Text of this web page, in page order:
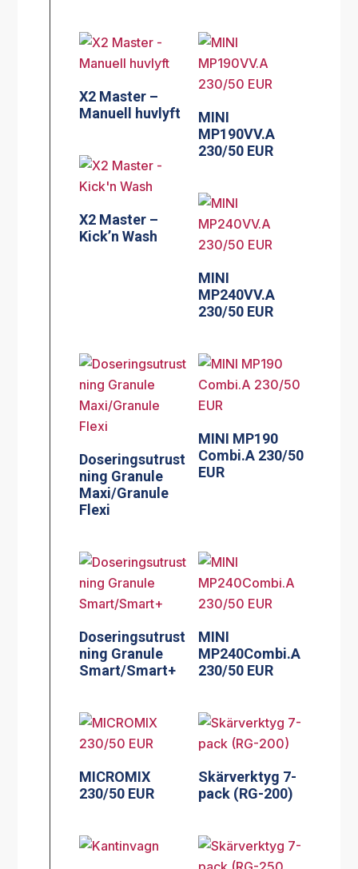
X2 Master –
Manuell huvlyft
MINI
MP190VV.A
230/50 EUR
X2 Master –
Kick’n Wash
MINI
MP240VV.A
230/50 EUR
Doseringsutrust
ning Granule
Maxi/Granule
Flexi
MINI MP190
Combi.A 230/50
EUR
Doseringsutrust
ning Granule
Smart/Smart+
MINI
MP240Combi.A
230/50 EUR
MICROMIX
230/50 EUR
Skärverktyg 7-
pack (RG-200)